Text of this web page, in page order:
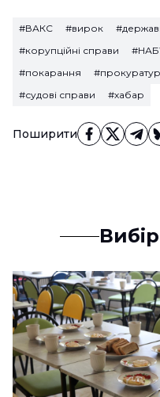
Поширити
#ВАКС #вирок
#корупційні справи
#покарання
#судові справи
#хабар